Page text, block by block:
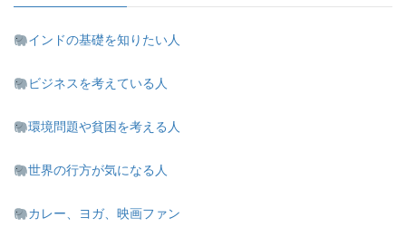
インドの基礎を知りたい人
ビジネスを考えている人
環境問題や貧困を考える人
世界の行方が気になる人
カレー、ヨガ、映画ファン